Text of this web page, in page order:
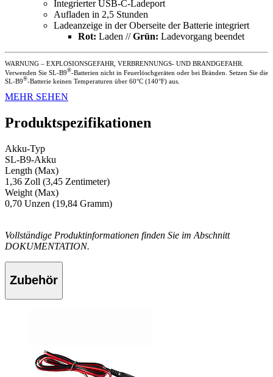
Integrierter USB-C-Ladeport
Aufladen in 2,5 Stunden
Ladeanzeige in der Oberseite der Batterie integriert
Rot: Laden //Grün: Ladevorgang beendet
WARNUNG – EXPLOSIONSGEFAHR, VERBRENNUNGS- UND BRANDGEFAHR.
Verwenden Sie SL-B9®-Batterien nicht in Feuerlöschgeräten oder bei Bränden. Setzen Sie die
SL-B9®-Batterie keinen Temperaturen über 60°C (140°F) aus.
MEHR SEHEN
Produktspezifikationen
Akku-Typ
SL-B9-Akku
Length (Max)
1,36 Zoll (3,45 Zentimeter)
Weight (Max)
0,70 Unzen (19,84 Gramm)
Vollständige Produktinformationen finden Sie im Abschnitt
DOKUMENTATION.
Zubehör